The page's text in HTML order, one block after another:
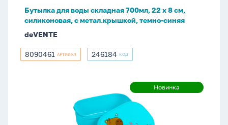
см,
силиконовая,
с
метал.крышкой,
темно-
Бутылка для воды складная 700мл, 22 x 8 см,
силиконовая, с метал.крышкой, темно-синяя
deVENTE
8090461
8090461 АРТИКУЛ 246184
246184 КОД
Новинка
Новинка